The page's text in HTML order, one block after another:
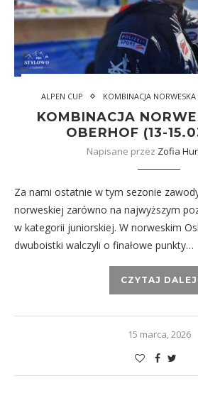
ALPEN CUP KOMBINACJA NORWESKA
KOMBINACJA
OBERHOF (13-
Napisane przez Zofia
Za nami ostatnie w tym sezonie
norweskiej zarówno na najwyższym
w kategorii juniorskiej. W norweskim
dwuboistki walczyli o finałowe punkty…
CZYTAJ DALEJ
15 marca, 2026